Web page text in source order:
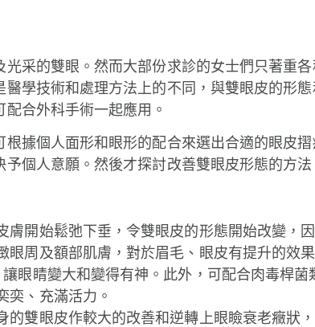
采的雙眼。然而大部份求診的女士們只著重
學技術和處理方法上的不同，與雙眼皮的形
合外科手術一起應用。
據個人面形和眼形的配合來選出合適的眼皮
個人意願。然後才探討改善雙眼皮形態的方法
開始鬆弛下垂，令雙眼皮的形態開始改變，
周及額部肌膚，對於眉毛、眼皮有提升的效
眼睛變大和變得有神。此外，可配合肉毒桿
奕、充滿活力。
雙眼皮作較大的改善和逆轉上眼瞼衰老癥狀